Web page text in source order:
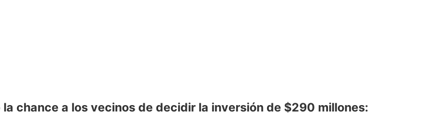
chance a los vecinos de decidir la inversión de $290 millones: